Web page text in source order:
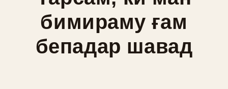
бимираму ғам
бепадар шавад